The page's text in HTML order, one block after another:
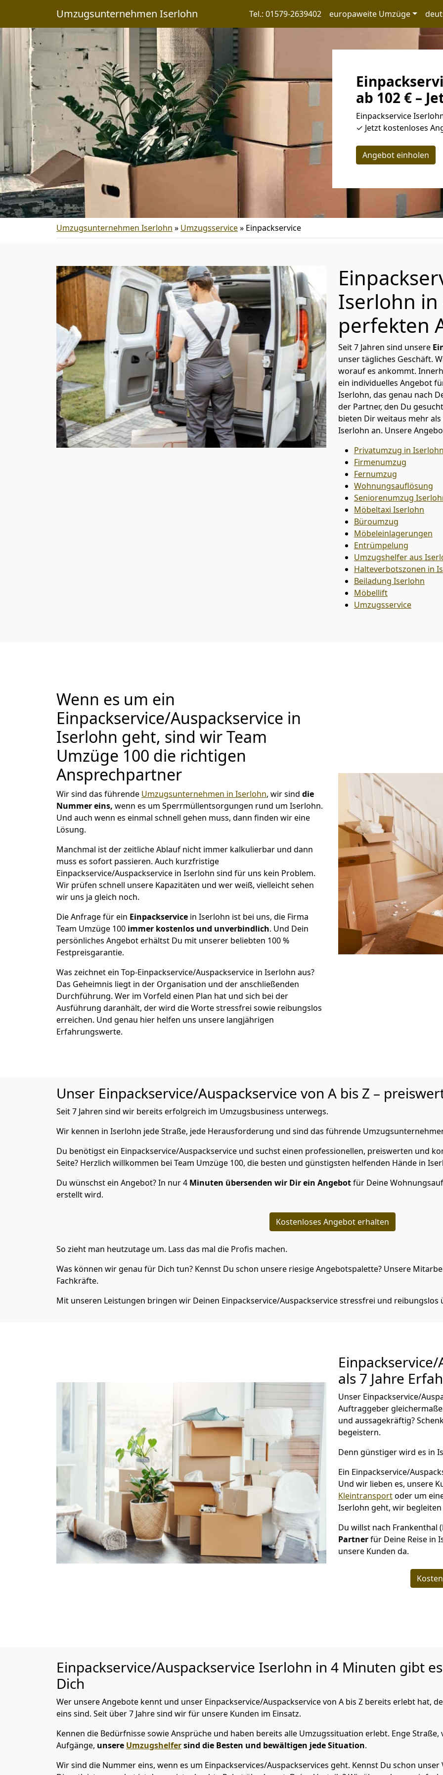
Umzugsunternehmen Iserlohn Tel.: 01579-2639402 europaweite Umzüge
ab 102 € –
Einpackservice
✓ Jetzt kostenloses
Angebot einholen
Umzugsunternehmen Iserlohn » Umzugsservice» Einpackservice
Iserlohn
perfekten
Seit 7 Jahren sind unsere
unser tägliches Geschäft.
worauf es ankommt.
ein individuelles Angebot
Iserlohn, das genau nach
der Partner, den Du
bieten Dir weitaus mehr
Iserlohn an. Unsere
Privatumzug in Iserlohn
Firmenumzug
Fernumzug
Wohnungsauflösung
Seniorenumzug
Möbeltaxi Iserlohn
Büroumzug
Möbeleinlagerungen
Entrümpelung
Umzugshelfer aus
Halteverbotszonen in
Beiladung Iserlohn
Möbellift
Umzugsservice
Wenn es um ein
Einpackservice/Auspackservice in
Iserlohn geht, sind wir Team
Umzüge 100 die richtigen
Ansprechpartner
Wir sind das führende Umzugsunternehmen in Iserlohn, wir sind die
Nummer eins, wenn es um Sperrmüllentsorgungen rund um Iserlohn.
Und auch wenn es einmal schnell gehen muss, dann finden wir eine
Lösung.
Manchmal ist der zeitliche Ablauf nicht immer kalkulierbar und dann
muss es sofort passieren. Auch kurzfristige
Einpackservice/Auspackservice in Iserlohn sind für uns kein Problem.
Wir prüfen schnell unsere Kapazitäten und wer weiß, vielleicht sehen
wir uns ja gleich noch.
Die Anfrage für ein Einpackservice in Iserlohn ist bei uns, die Firma
Team Umzüge 100 immer kostenlos und unverbindlich. Und Dein
persönliches Angebot erhältst Du mit unserer beliebten 100 %
Festpreisgarantie.
Was zeichnet ein Top-Einpackservice/Auspackservice in Iserlohn aus?
Das Geheimnis liegt in der Organisation und der anschließenden
Durchführung. Wer im Vorfeld einen Plan hat und sich bei der
Ausführung daranhält, der wird die Worte stressfrei sowie reibungslos
erreichen. Und genau hier helfen uns unsere langjährigen
Erfahrungswerte.
Unser Einpackservice/Auspackservice von A bis Z –
Seit 7 Jahren sind wir bereits erfolgreich im Umzugsbusiness unterwegs.
Wir kennen in Iserlohn jede Straße, jede Herausforderung und sind das führende
Du benötigst ein Einpackservice/Auspackservice und suchst einen professionellen, preiswerten und
Seite? Herzlich willkommen bei Team Umzüge 100, die besten und günstigsten helfenden Hände in
Du wünschst ein Angebot? In nur 4 Minuten übersenden wir Dir ein Angebotfür Deine
erstellt wird.
Kostenloses Angebot erhalten
So zieht man heutzutage um. Lass das mal die Profis machen.
Was können wir genau für Dich tun? Kennst Du schon unsere riesige Angebotspalette? Unsere
Fachkräfte.
Mit unseren Leistungen bringen wir Deinen Einpackservice/Auspackservice stressfrei und reibungslos
als 7 Jahre
Unser Einpackservice/
Auftraggeber
und aussagekräftig?
begeistern.
Denn günstiger wird es in
Ein Einpackservice/
Und wir lieben es, unsere
Kleintransportoder um
Iserlohn geht, wir begleiten
Du willst nach Frankenthal
Partnerfür Deine Reise in
unsere Kunden da.
Einpackservice/Auspackservice Iserlohn in 4 Minuten gibt
Dich
Wer unsere Angebote kennt und unser Einpackservice/Auspackservice von A bis Z bereits erlebt hat,
eins sind. Seit über 7 Jahre sind wir für unsere Kunden im Einsatz.
Kennen die Bedürfnisse sowie Ansprüche und haben bereits alle Umzugssituation erlebt. Enge
Aufgänge, unsere Umzugshelfersind die Besten und bewältigen jede Situation.
Wir sind die Nummer eins, wenn es um Einpackservices/Auspackservices geht. Kennst Du schon unser